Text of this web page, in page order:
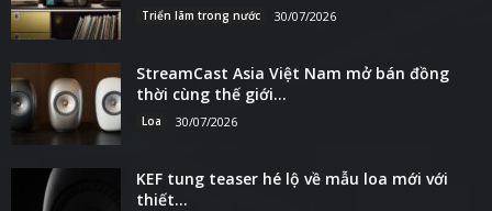
Triển lãm trong nước 30/07/2026
StreamCast Asia Việt Nam mở bán đồng
thời cùng thế giới...
Loa 30/07/2026
KEF tung teaser hé lộ về mẫu loa mới với
thiết...